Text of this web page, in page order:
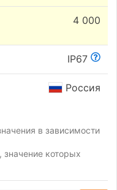
4 000
IP67
Россия
в зависимости
которых